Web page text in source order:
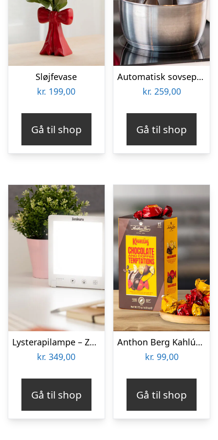
Sløjfevase
kr. 199,00
Gå til shop
Automatisk sovsepisker – Stirr
kr. 259,00
Gå til shop
Lysterapilampe – Zenkuru
kr. 349,00
Gå til shop
Anthon Berg Kahlúa Temptations
kr. 99,00
Gå til shop